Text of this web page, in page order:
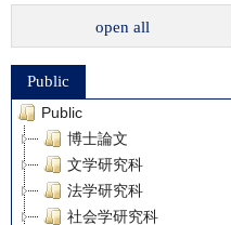
open all
Public
Public
博士論文
文学研究科
法学研究科
社会学研究科